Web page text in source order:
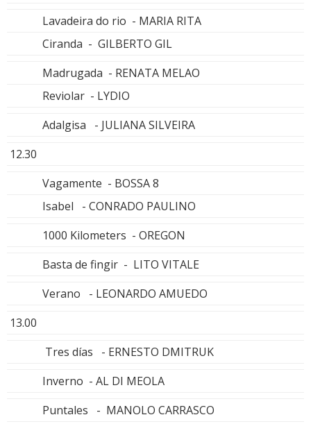
Lavadeira do rio - MARIA RITA
Ciranda - GILBERTO GIL
Madrugada - RENATA MELAO
Reviolar - LYDIO
Adalgisa - JULIANA SILVEIRA
12.30
Vagamente - BOSSA 8
Isabel - CONRADO PAULINO
1000 Kilometers - OREGON
Basta de fingir - LITO VITALE
Verano - LEONARDO AMUEDO
13.00
Tres días - ERNESTO DMITRUK
Inverno - AL DI MEOLA
Puntales - MANOLO CARRASCO